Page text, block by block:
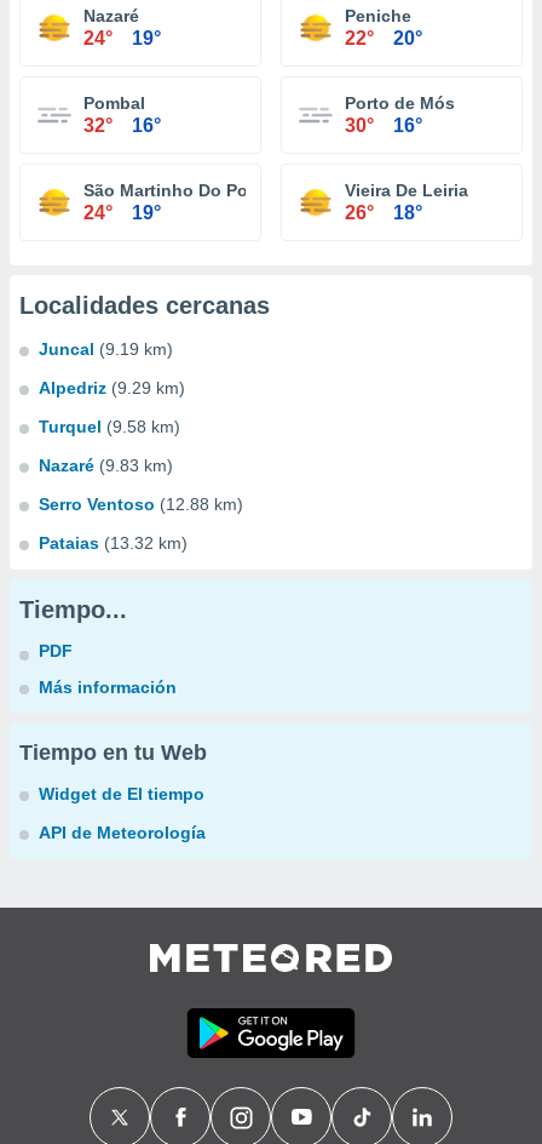
Nazaré
24° 19°
Peniche
22° 20°
Pombal
32° 16°
Porto de Mós
30° 16°
São Martinho Do Porto
24° 19°
Vieira De Leiria
26° 18°
Localidades cercanas
Juncal (9.19 km)
Alpedriz (9.29 km)
Turquel (9.58 km)
Nazaré (9.83 km)
Serro Ventoso (12.88 km)
Pataias (13.32 km)
Tiempo...
PDF
Más información
Tiempo en tu Web
Widget de El tiempo
API de Meteorología